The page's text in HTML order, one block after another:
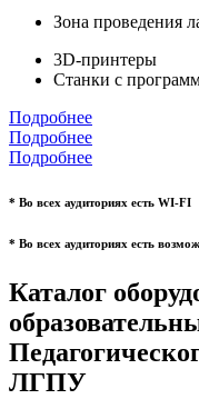
Зона проведения
3D-принтеры
Станки с
Подробнее
Подробнее
Подробнее
* Во всех аудиториях есть WI-FI
* Во всех аудиториях есть
Каталог
ЛГПУ